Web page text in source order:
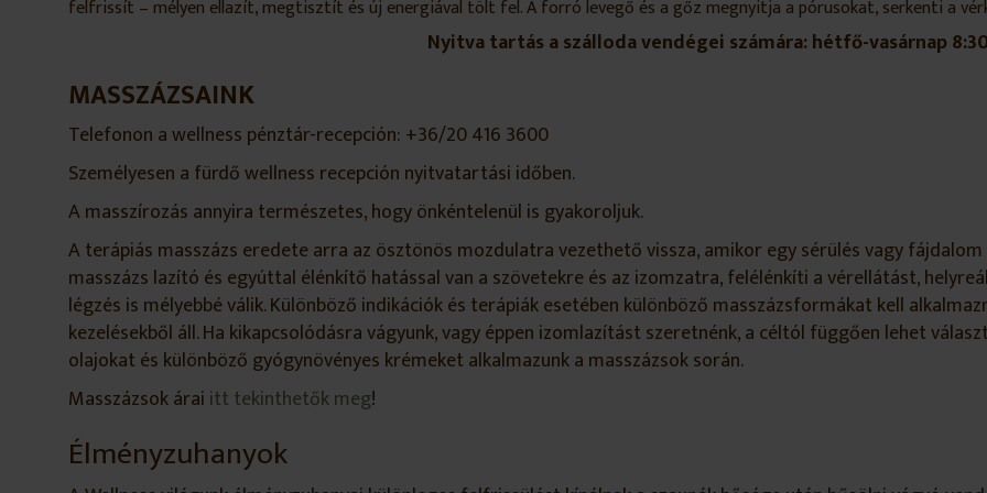
felfrissít – mélyen ellazít, megtisztít és új energiával tölt fel. A forró levegő és a gőz megnyitja a pórusokat, serkenti a
Nyitva tartás a szálloda vendégei számára: hétfő-vasárnap
MASSZÁZSAINK
Telefonon a wellness pénztár-recepción: +36/20 416 3600
Személyesen a fürdő wellness recepción nyitvatartási időben.
A masszírozás annyira természetes, hogy önkéntelenül is gyakoroljuk.
A terápiás masszázs eredete arra az ösztönös mozdulatra vezethető vissza, amikor egy sérülés vagy
masszázs lazító és egyúttal élénkítő hatással van a szövetekre és az izomzatra, felélénkíti a vérellátást,
légzés is mélyebbé válik. Különböző indikációk és terápiák esetében különböző masszázsformákat kell
kezelésekből áll. Ha kikapcsolódásra vágyunk, vagy éppen izomlazítást szeretnénk, a céltól függően lehet
olajokat és különböző gyógynövényes krémeket alkalmazunk a masszázsok során.
Masszázsok árai itt tekinthetők meg!
Élményzuhanyok